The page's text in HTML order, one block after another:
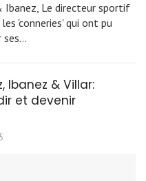
Ibanez, Le directeur sportif
'conneries' qui ont pu
ses…
Ibanez & Villar:
et devenir
5